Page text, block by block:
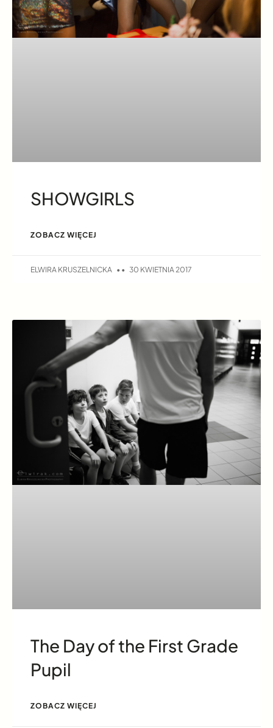
SHOWGIRLS
ZOBACZ WIĘCEJ
ELWIRA KRUSZELNICKA 30 KWIETNIA 2017
The Day of the First Grade
Pupil
ZOBACZ WIĘCEJ